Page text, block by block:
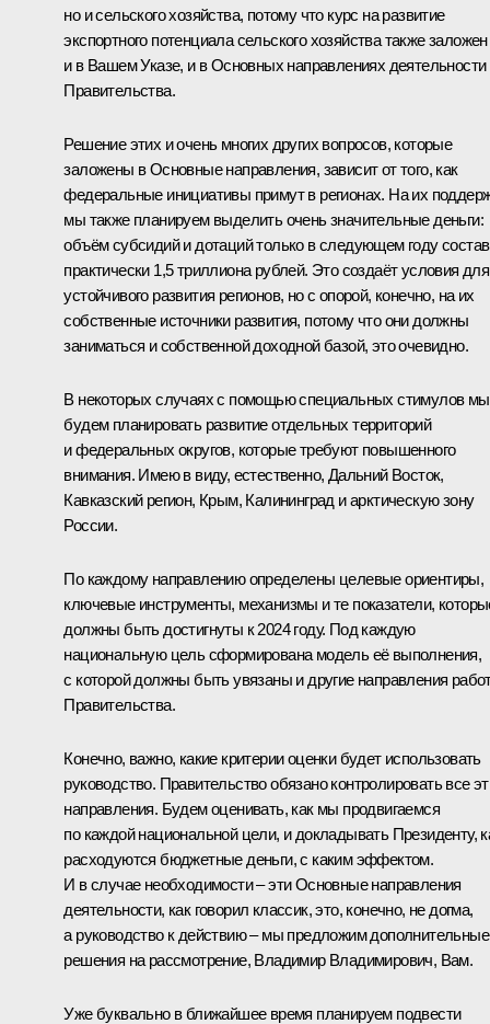
но и сельского хозяйства, потому что курс на развитие
экспортного потенциала сельского хозяйства также заложен
и в Вашем Указе, и в Основных направлениях деятельности
Правительства.
Решение этих и очень многих других вопросов, которые
заложены в Основные направления, зависит от того, как
федеральные инициативы примут в регионах. На их
мы также планируем выделить очень значительные деньги:
объём субсидий и дотаций только в следующем году
практически 1,5 триллиона рублей. Это создаёт условия для
устойчивого развития регионов, но с опорой, конечно, на их
собственные источники развития, потому что они должны
заниматься и собственной доходной базой, это очевидно.
В некоторых случаях с помощью специальных стимулов мы
будем планировать развитие отдельных территорий
и федеральных округов, которые требуют повышенного
внимания. Имею в виду, естественно, Дальний Восток,
Кавказский регион, Крым, Калининград и арктическую зону
России.
По каждому направлению определены целевые ориентиры,
ключевые инструменты, механизмы и те показатели,
должны быть достигнуты к 2024 году. Под каждую
национальную цель сформирована модель её выполнения,
с которой должны быть увязаны и другие направления
Правительства.
Конечно, важно, какие критерии оценки будет использовать
руководство. Правительство обязано контролировать все
направления. Будем оценивать, как мы продвигаемся
по каждой национальной цели, и докладывать Президенту,
расходуются бюджетные деньги, с каким эффектом.
И в случае необходимости – эти Основные направления
деятельности, как говорил классик, это, конечно, не догма,
а руководство к действию – мы предложим дополнительные
решения на рассмотрение, Владимир Владимирович, Вам.
Уже буквально в ближайшее время планируем подвести